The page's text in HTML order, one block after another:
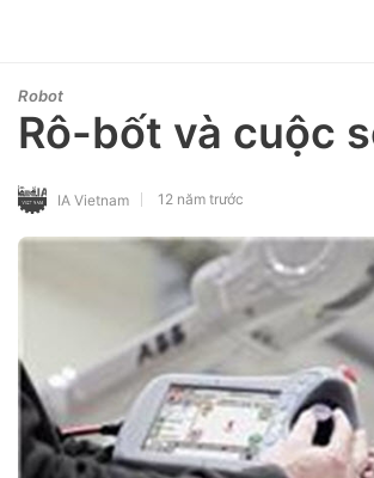
Robot
Rô-bốt và cuộc
IA Vietnam 12 năm trước